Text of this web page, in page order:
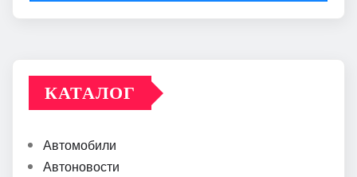
КАТАЛОГ
Автомобили
Автоновости